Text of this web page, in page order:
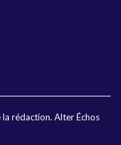
rédaction. Alter Échos